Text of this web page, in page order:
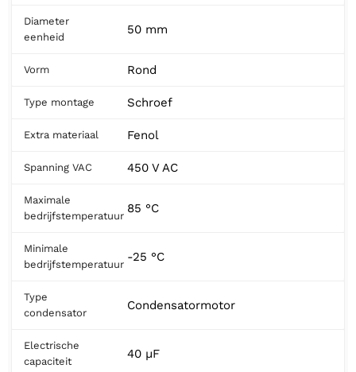
Diameter
eenheid
50 mm
Vorm Rond
Type montage Schroef
Extra materiaal Fenol
Spanning VAC 450 V AC
Maximale
bedrijfstemperatuur
85 °C
Minimale
bedrijfstemperatuur
-25 °C
Type
condensator
Condensatormotor
Electrische
capaciteit
40 µF